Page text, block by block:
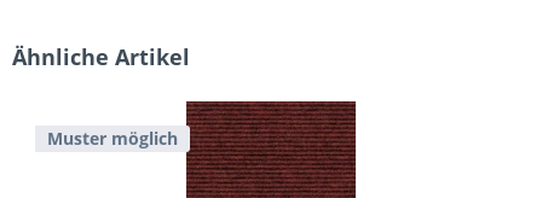
Ähnliche Artikel
Muster möglich